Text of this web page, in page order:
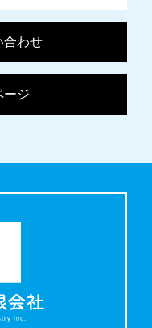
合わせ
ージ